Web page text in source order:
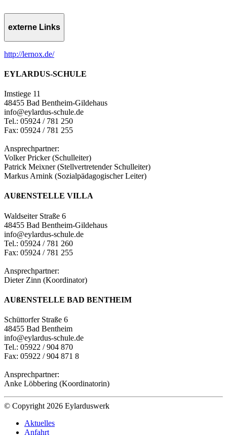
externe Links
http://lernox.de/
EYLARDUS-SCHULE
Imstiege 11
48455 Bad Bentheim-Gildehaus
info@eylardus-schule.de
Tel.: 05924 / 781 250
Fax: 05924 / 781 255
Ansprechpartner:
Volker Pricker (Schulleiter)
Patrick Meixner (Stellvertretender Schulleiter)
Markus Arnink (Sozialpädagogischer Leiter)
AUßENSTELLE VILLA
Waldseiter Straße 6
48455 Bad Bentheim-Gildehaus
info@eylardus-schule.de
Tel.: 05924 / 781 260
Fax: 05924 / 781 255
Ansprechpartner:
Dieter Zinn (Koordinator)
AUßENSTELLE BAD BENTHEIM
Schüttorfer Straße 6
48455 Bad Bentheim
info@eylardus-schule.de
Tel.: 05922 / 904 870
Fax: 05922 / 904 871 8
Ansprechpartner:
Anke Löbbering (Koordinatorin)
© Copyright 2026 Eylarduswerk
Aktuelles
Anfahrt